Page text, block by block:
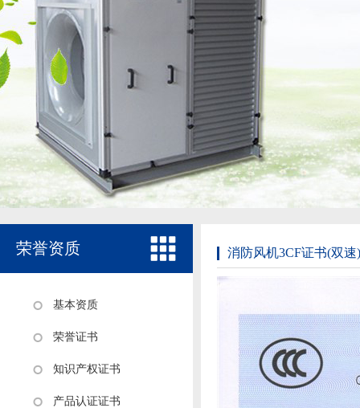
荣誉资质
基本资质
荣誉证书
知识产权证书
产品认证证书
消防风机3CF证书(双速)